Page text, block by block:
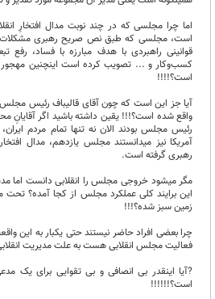
اما چرا مجلسی که در چند نوبت مدال افتخارِ
است، مجلسی که طبق نص صریح رهبری مشکلات
قوانینی راهبردی با هدف مبارزه با فساد، رفع
کسب‌و‌کار و ... تصویب کرده است اینچنین مهجور
است؟!!!!
آیا جز این است که چون آقای قالیباف رئیس
واقع شده است؟!!! یقین داشته باشید اگر آقایانِ
رئیس مجلس بودند الان نه تنها تمام مردم
آمریکا نیز میدانستند مجلس یازدهم، مدال
رهبری گرفته است.
مگر میشود خروجی مجلس را انقلابی دانست اما
این برایند کلی عملکرد مجلس از کجا آمده؟ تحت
زمین سبز شده؟!!!
چرا بعضی افراد حاضر نیستند حتی یکبار به این
فعالیت مجلس انقلابی هست به علت مدیریت
?آیا اینقدر بی انصافی و بی تقوایی برای یک
است؟!!!!!!